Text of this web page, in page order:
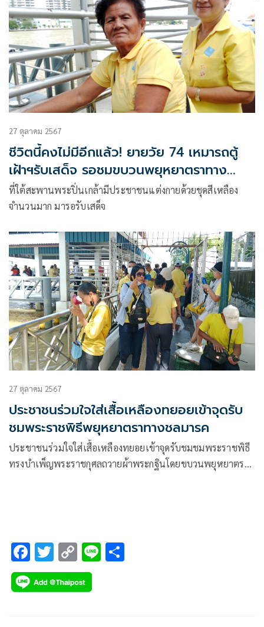
27 ตุลาคม 2567
ชีวิตนี้คงไม่มีอีกแล้ว! ยายวัย 74 เหมารถตู้
เฝ้าฯรับเสด็จ รอชมขบวนพยุหยาตราทาง
ชลมารค
ที่ใต้สะพานพระปิ่นเกล้ามีประชาชนแต่งกายด้วยชุดสีเหลือง
จำนวนมาก มารอรับเสด็จ
27 ตุลาคม 2567
ประชาชนร่วมใจใส่เสื้อเหลืองทยอยเข้าจุดรับ
ชมพระราชพิธีพยุหยาตราทางชลมารค
ประชาชนร่วมใจใส่เสื้อเหลืองทยอยเข้าจุดรับชมชมพระราชพิธี
ทรงบำเพ็ญพระราชกุศลถวายผ้าพระกฐินโดยขบวนพยุหยาตรา
F
ac
e
T
wi
tt
C
o
p
Li